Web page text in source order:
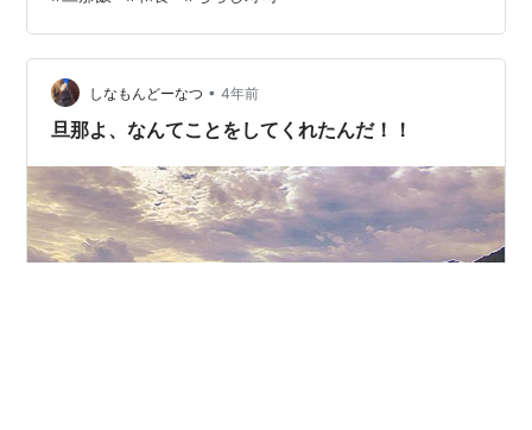
うは塩ゆで→水さらし→水切り→半分カット 卵はフライ
パンで薄焼き→粗熱とり→細切り えびはゆで→さまし→
背ワタとり→半分カット サーモンはダイスカット めばち
まぐろは刺身切り出し 海鮮物を酢合えしといて、すし飯
の粗熱が取れたら盛り付け。 思ったより簡単…
しなもんどーなつ • 4年前
旦那よ、なんてことをしてくれたんだ！！